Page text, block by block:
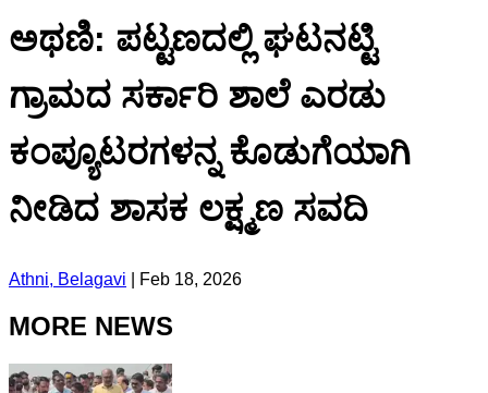
ಅಥಣಿ: ಪಟ್ಟಣದಲ್ಲಿ ಘಟನಟ್ಟಿ
ಗ್ರಾಮದ ಸರ್ಕಾರಿ ಶಾಲೆ ಎರಡು
ಕಂಪ್ಯೂಟರಗಳನ್ನ ಕೊಡುಗೆಯಾಗಿ
ನೀಡಿದ ಶಾಸಕ ಲಕ್ಷ್ಮಣ ಸವದಿ
Athni, Belagavi Feb 18, 2026
MORE NEWS